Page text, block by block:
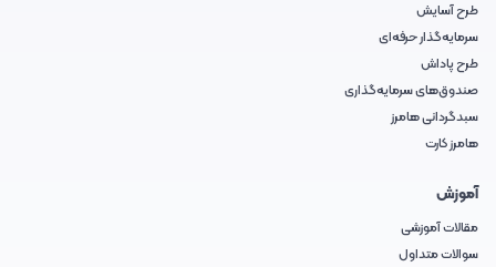
طرح آسایش
سرمایه‌گذار حرفه‌ای
طرح پاداش
صندوق‌های سرمایه‌گذاری
سبدگردانی هامرز
هامرز کارت
آموزش
مقالات آموزشی
سوالات متداول